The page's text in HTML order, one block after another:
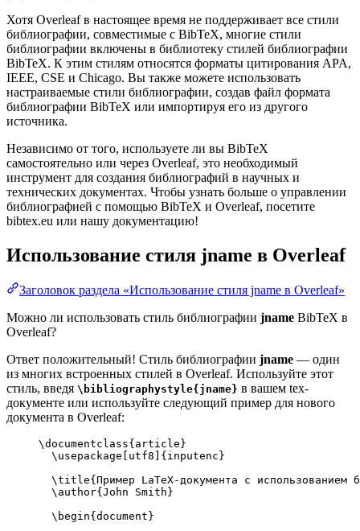
Хотя Overleaf в настоящее время не поддерживает все стили
библиографии, совместимые с BibTeX, многие стили
библиографии включены в библиотеку стилей библиографии
BibTeX. К этим стилям относятся форматы цитирования APA,
IEEE, CSE и Chicago. Вы также можете использовать
настраиваемые стили библиографии, создав файл формата
библиографии BibTeX или импортируя его из другого
источника.
Независимо от того, используете ли вы BibTeX
самостоятельно или через Overleaf, это необходимый
инструмент для создания библиографий в научных и
технических документах. Чтобы узнать больше о управлении
библиографией с помощью BibTeX и Overleaf, посетите
bibtex.eu или нашу документацию!
Использование стиля jname в Overleaf
Заголовок раздела «Использование стиля jname в Overleaf»
Можно ли использовать стиль библиографии jname BibTeX в
Overleaf?
Ответ положительный! Стиль библиографии jname — один
из многих встроенных стилей в Overleaf. Используйте этот
стиль, введя \bibliographystyle{jname} в вашем tex-
документе или используйте следующий пример для нового
документа в Overleaf:
\documentclass{ article }
\usepackage
utf8 ]{ inputenc }
\title{Пример LaTeX-документа с использованием
\author{John Smith}
\begin{ document }